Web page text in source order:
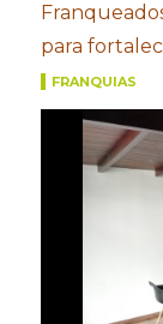
para
FRANQUIAS